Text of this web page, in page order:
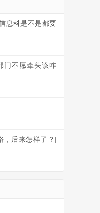
息科是不是都要
门不愿牵头该咋
后来怎样了？|